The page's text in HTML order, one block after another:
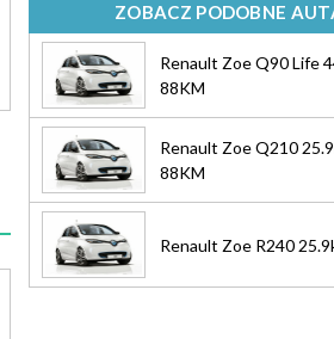
ZOBACZ PODOBNE
Renault Zoe Q90 Life
88KM
Renault Zoe Q210
88KM
Renault Zoe R240